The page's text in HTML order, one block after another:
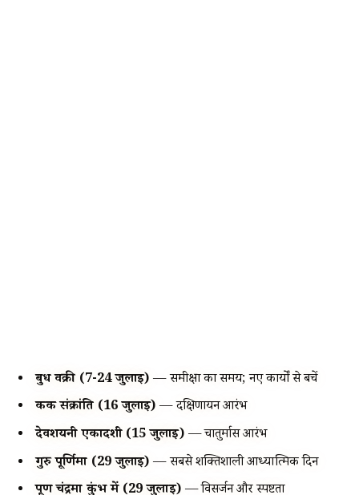
बुध वक्री (7-24 जुलाई) — समीक्षा का समय; नए कार्यों से बचें
कर्क संक्रांति (16 जुलाई) — दक्षिणायन आरंभ
देवशयनी एकादशी (15 जुलाई) — चातुर्मास आरंभ
गुरु पूर्णिमा (29 जुलाई) — सबसे शक्तिशाली आध्यात्मिक दिन
पूर्ण चंद्रमा कुंभ में (29 जुलाई) — विसर्जन और स्पष्टता